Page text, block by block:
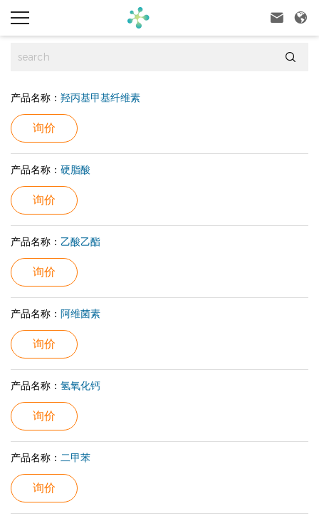
 

产品名称： 羟丙基甲基纤维素
询价
产品名称： 硬脂酸
询价
产品名称： 乙酸乙酯
询价
产品名称： 阿维菌素
询价
产品名称： 氢氧化钙
询价
产品名称： 二甲苯
询价